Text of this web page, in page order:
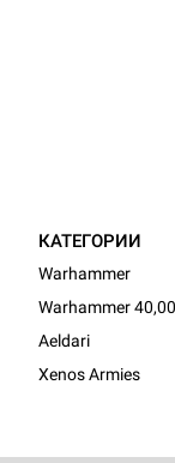
КАТЕГОРИИ
Warhammer
Warhammer
Aeldari
Xenos Armies